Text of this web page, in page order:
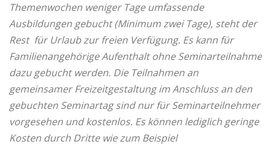
Themenwochen weniger Tage umfassende
Ausbildungen gebucht (Minimum zwei Tage), steht der
Rest für Urlaub zur freien Verfügung. Es kann für
Familienangehörige Aufenthalt ohne Seminarteilnahme
dazu gebucht werden. Die Teilnahmen an
gemeinsamer Freizeitgestaltung im Anschluss an den
gebuchten Seminartag sind nur für Seminarteilnehmer
vorgesehen und kostenlos. Es können lediglich geringe
Kosten durch Dritte wie zum Beispiel